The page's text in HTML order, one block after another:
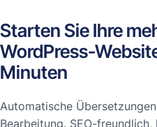
Starten Sie Ihre
WordPress-
Minuten
Automatische
Bearbeitung. SEO-